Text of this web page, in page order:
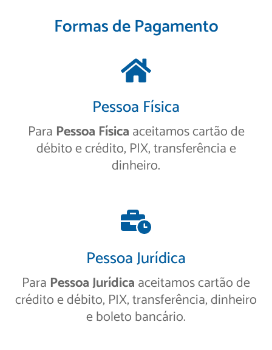
Formas de Pagamento
Pessoa Física
Para Pessoa Físicaaceitamos cartão de
débito e crédito, PIX, transferência e
dinheiro.
Pessoa Jurídica
Para Pessoa Jurídicaaceitamos cartão de
crédito e débito, PIX, transferência, dinheiro
e boleto bancário.